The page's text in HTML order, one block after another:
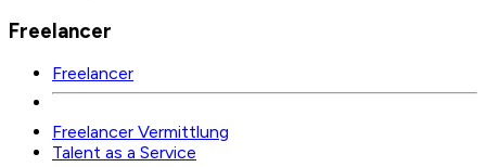
Freelancer
Freelancer
Freelancer Vermittlung
Talent as a Service